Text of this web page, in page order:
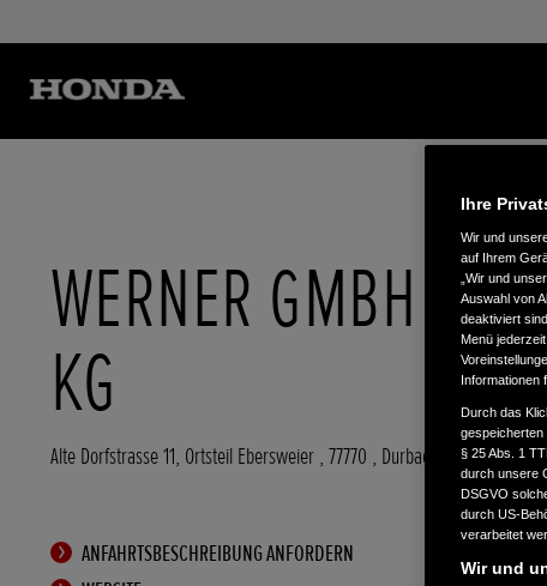
WERNER GMBH &
KG
Alte Dorfstrasse 11, Ortsteil Ebersweier , 77770 , Durbach
ANFAHRTSBESCHREIBUNG ANFORDERN
Ihre
Wir und
auf Ihrem
„Wir und
Auswahl von
deaktiviert
Menü
Informationen
Durch das
gespeicherten
§ 25 Abs. 1
durch unsere
DSGVO
durch US-
verarbeitet
Wir und